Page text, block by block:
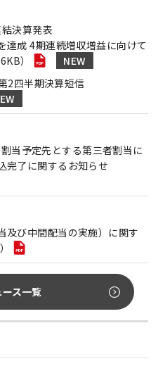
決算発表
達成 4期連続増収増益に向けて
）
2四半期決算短信
当予定先とする第三者割当に
完了に関するお知らせ
及び中間配当の実施）に関す
ース一覧